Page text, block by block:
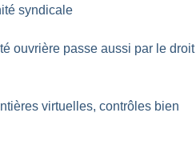
syndicale
ouvrière passe aussi par le droit
virtuelles, contrôles bien